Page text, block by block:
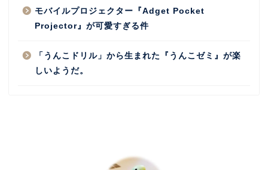
モバイルプロジェクター『Adget Pocket
Projector』が可愛すぎる件
「うんこドリル」から生まれた『うんこゼミ』が楽
しいようだ。